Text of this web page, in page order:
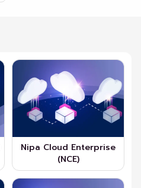
Nipa Cloud Enterprise
(NCE)